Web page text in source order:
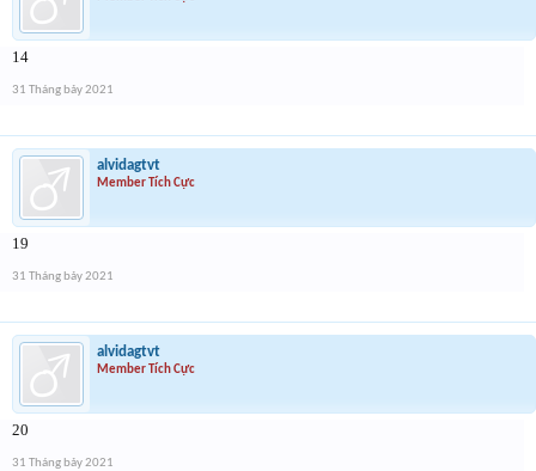
14
31 Tháng bảy 2021
alvidagtvt
Member Tích Cực
19
31 Tháng bảy 2021
alvidagtvt
Member Tích Cực
20
31 Tháng bảy 2021